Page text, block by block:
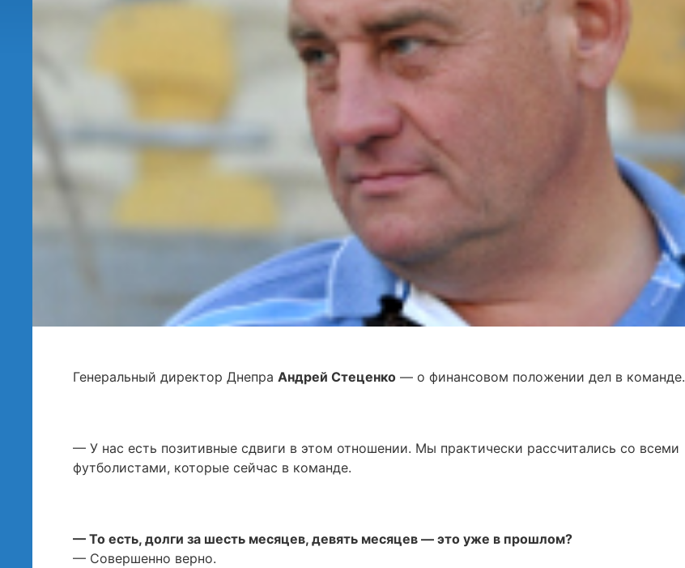
Генеральный директор Днепра Андрей Стеценко — о финансовом положении дел в команде.
— У нас есть позитивные сдвиги в этом отношении. Мы практически рассчитались со всеми
футболистами, которые сейчас в команде.
— То есть, долги за шесть месяцев, девять месяцев — это уже в прошлом?
— Совершенно верно.